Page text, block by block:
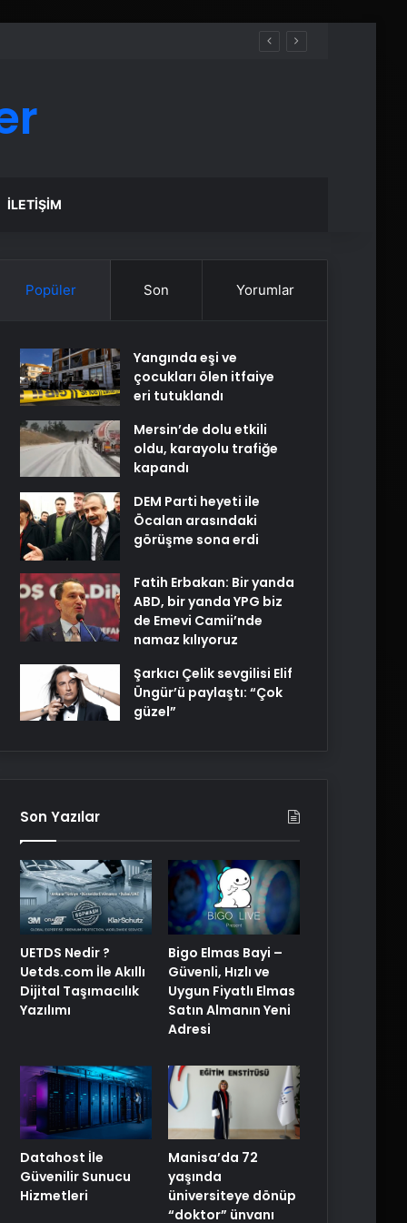
İLETIŞIM
Popüler Son Yorumlar
Yangında eşi ve
çocukları ölen itfaiye
eri tutuklandı
Mersin’de dolu etkili
oldu, karayolu trafiğe
kapandı
DEM Parti heyeti ile
Öcalan arasındaki
görüşme sona erdi
Fatih Erbakan: Bir yanda
ABD, bir yanda YPG biz
de Emevi Camii’nde
namaz kılıyoruz
Şarkıcı Çelik sevgilisi Elif
Üngür’ü paylaştı: “Çok
güzel”
Son Yazılar
UETDS Nedir ?
Uetds.com İle Akıllı
Dijital Taşımacılık
Yazılımı
Bigo Elmas Bayi –
Güvenli, Hızlı ve
Uygun Fiyatlı Elmas
Satın Almanın Yeni
Adresi
Datahost İle
Güvenilir Sunucu
Hizmetleri
Manisa’da 72
yaşında
üniversiteye dönüp
“doktor” ünvanı